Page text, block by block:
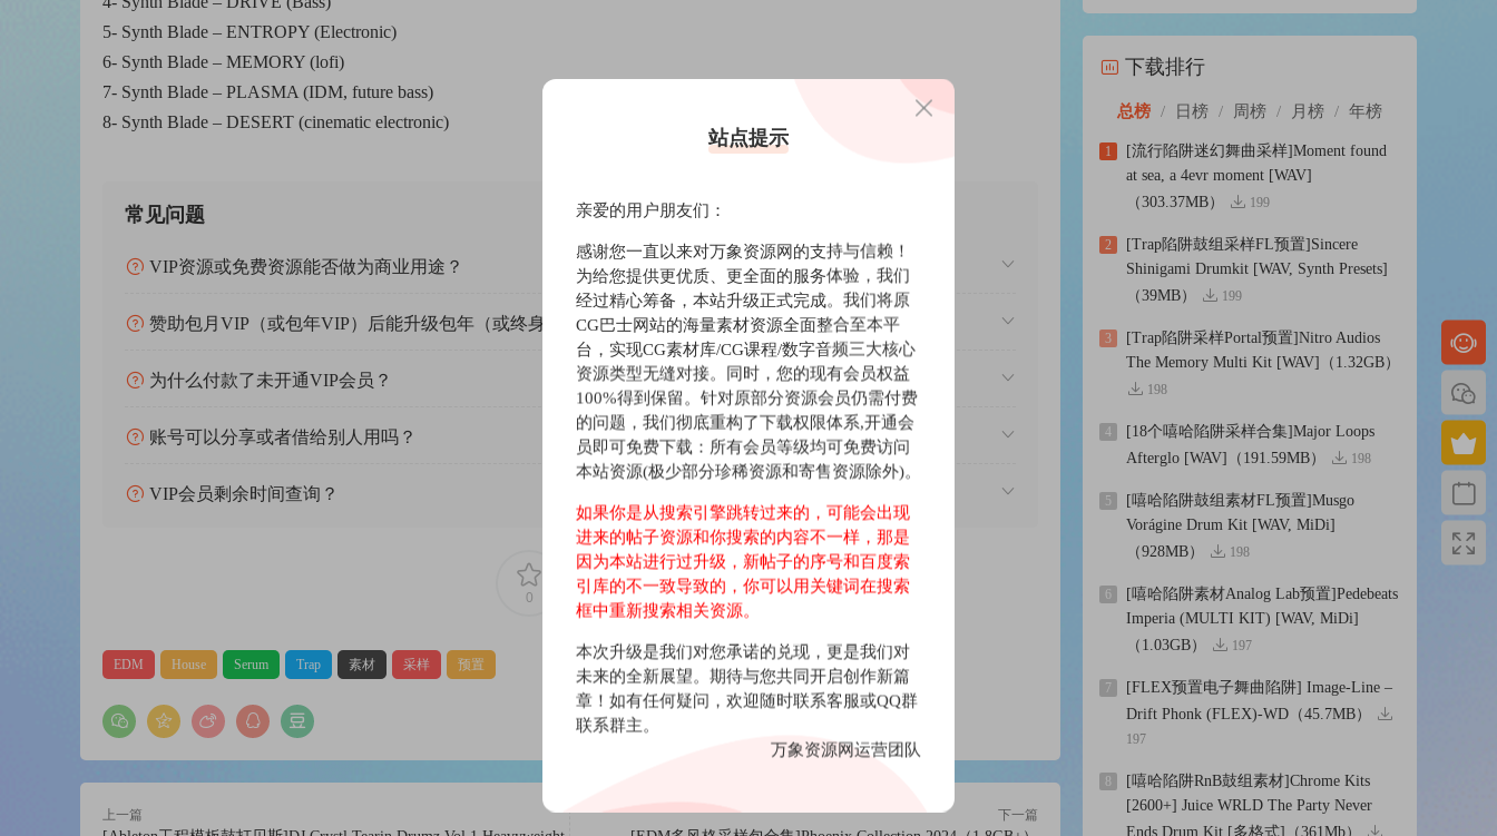
5- Synth Blade – ENTROPY (Electronic)
6- Synth Blade – MEMORY (lofi)
7- Synth Blade – PLASMA (IDM, future bass)
8- Synth Blade – DESERT (cinematic electronic)
常见问题
VIP资源或免费资源能否做为商业用途？
赞助包月VIP（或包年VIP）后能升级包年（或终身VIP）吗？
为什么付款了未开通VIP会员？
账号可以分享或者借给别人用吗？
VIP会员剩余时间查询？
0 0
EDM House Serum Trap 素材 采样 预置
上一篇 下一篇
下载排行
总榜 / 日榜 / 周榜 / 月榜 / 年榜
1
[流行陷阱迷幻舞曲采样]Moment found
at sea, a 4evr moment [WAV]
（303.37MB）
199
2
[Trap陷阱鼓组采样FL预置]Sincere
Shinigami Drumkit [WAV, Synth Presets]
（39MB）
199
3
[Trap陷阱采样Portal预置]Nitro Audios
The Memory Multi Kit [WAV]（1.32GB）
198
4
[18个嘻哈陷阱采样合集]Major Loops
Afterglo [WAV]（191.59MB）
198
5
[嘻哈陷阱鼓组素材FL预置]Musgo
Vorágine Drum Kit [WAV, MiDi]
（928MB）
198
6
[嘻哈陷阱素材Analog Lab预置]Pedebeats
Imperia (MULTI KIT) [WAV, MiDi]
（1.03GB）
197
7
[FLEX预置电子舞曲陷阱] Image-Line –
Drift Phonk (FLEX)-WD（45.7MB）
197
8
[嘻哈陷阱RnB鼓组素材]Chrome Kits
[2600+] Juice WRLD The Party Never
Ends Drum Kit [多格式]（361Mb）
站点提示
亲爱的用户朋友们：
感谢您一直以来对万象资源网的支持与信赖！
为给您提供更优质、更全面的服务体验，我们
经过精心筹备，本站升级正式完成。我们将原
CG巴士网站的海量素材资源全面整合至本平
台，实现CG素材库/CG课程/数字音频三大核心
资源类型无缝对接。同时，您的现有会员权益
100%得到保留。针对原部分资源会员仍需付费
的问题，我们彻底重构了下载权限体系,开通会
员即可免费下载：所有会员等级均可免费访问
本站资源(极少部分珍稀资源和寄售资源除外)。
如果你是从搜索引擎跳转过来的，可能会出现
进来的帖子资源和你搜索的内容不一样，那是
因为本站进行过升级，新帖子的序号和百度索
引库的不一致导致的，你可以用关键词在搜索
框中重新搜索相关资源。
本次升级是我们对您承诺的兑现，更是我们对
未来的全新展望。期待与您共同开启创作新篇
章！如有任何疑问，欢迎随时联系客服或QQ群
联系群主。
万象资源网运营团队